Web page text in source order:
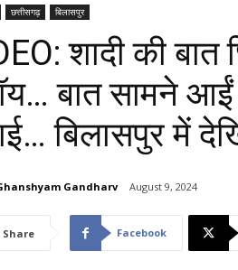
छत्तीसगढ़ बिलासपुर
शादी की बात
बात सामने
बिलासपुर में
Gandharv August 9, 2024
Share Facebook